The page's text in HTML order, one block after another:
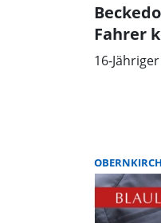
Fahrer
16-